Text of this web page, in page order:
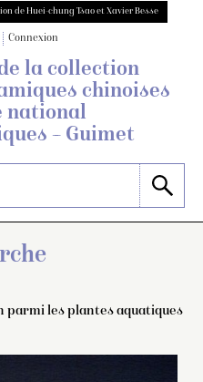
de Huei-chung Tsao et Xavier Besse
Connexion
la collection
chinoises
national
– Guimet
parmi les plantes aquatiques